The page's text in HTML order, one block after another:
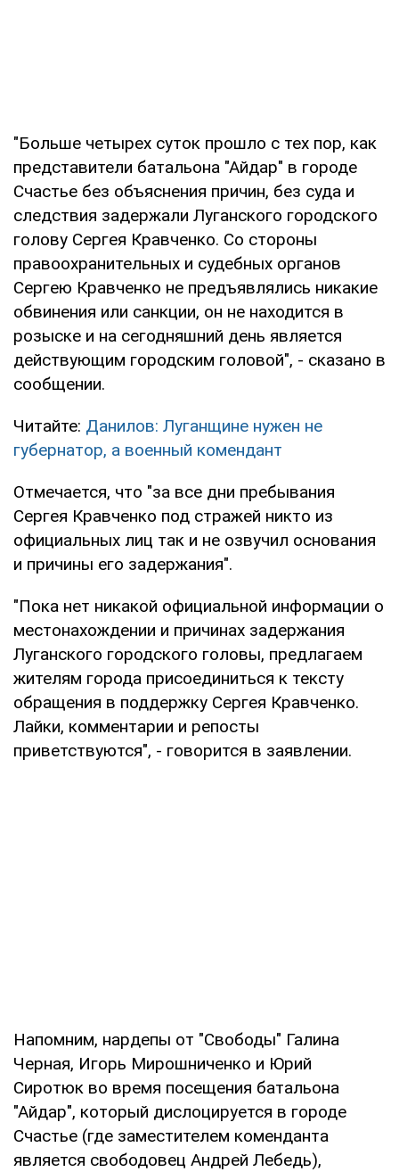
"Больше четырех суток прошло с тех пор, как
представители батальона "Айдар" в городе
Счастье без объяснения причин, без суда и
следствия задержали Луганского городского
голову Сергея Кравченко. Со стороны
правоохранительных и судебных органов
Сергею Кравченко не предъявлялись никакие
обвинения или санкции, он не находится в
розыске и на сегодняшний день является
действующим городским головой", - сказано в
сообщении.
Читайте: Данилов: Луганщине нужен не
губернатор, а военный комендант
Отмечается, что "за все дни пребывания
Сергея Кравченко под стражей никто из
официальных лиц так и не озвучил основания
и причины его задержания".
"Пока нет никакой официальной информации о
местонахождении и причинах задержания
Луганского городского головы, предлагаем
жителям города присоединиться к тексту
обращения в поддержку Сергея Кравченко.
Лайки, комментарии и репосты
приветствуются", - говорится в заявлении.
Напомним, нардепы от "Свободы" Галина
Черная, Игорь Мирошниченко и Юрий
Сиротюк во время посещения батальона
"Айдар", который дислоцируется в городе
Счастье (где заместителем коменданта
является свободовец Андрей Лебедь),